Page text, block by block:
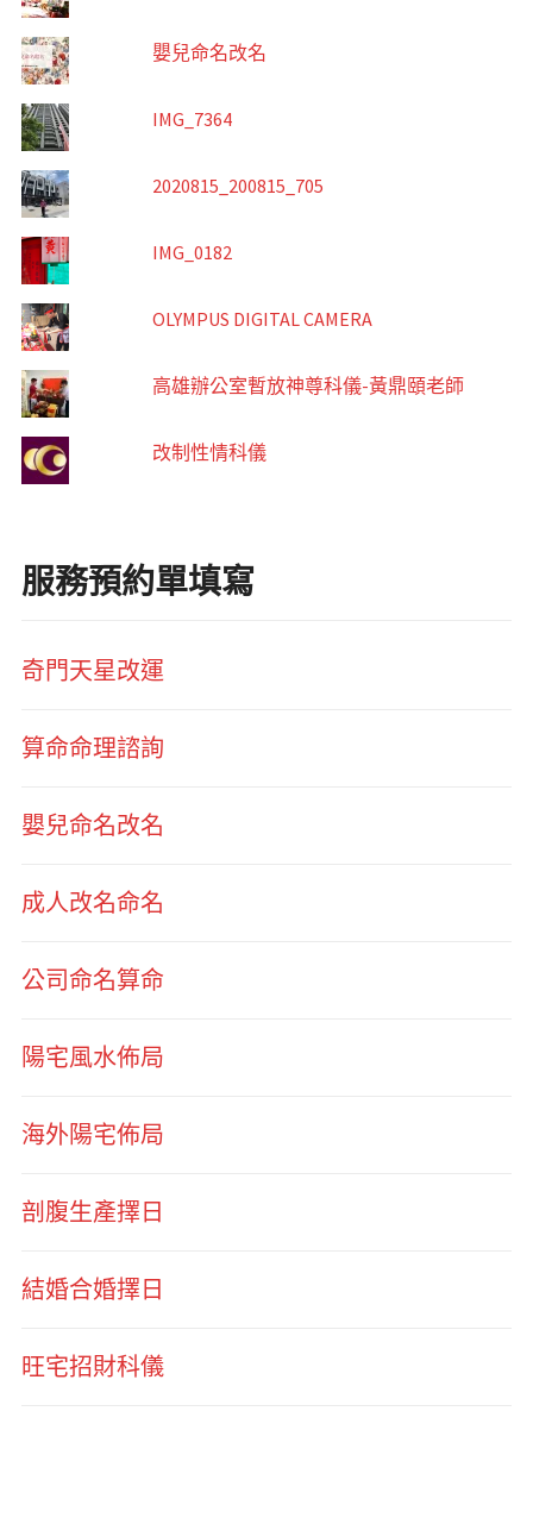
嬰兒命名改名
IMG_7364
2020815_200815_705
IMG_0182
OLYMPUS DIGITAL CAMERA
高雄辦公室暫放神尊科儀-黃鼎頤老師
改制性情科儀
服務預約單填寫
奇門天星改運
算命命理諮詢
嬰兒命名改名
成人改名命名
公司命名算命
陽宅風水佈局
海外陽宅佈局
剖腹生產擇日
結婚合婚擇日
旺宅招財科儀